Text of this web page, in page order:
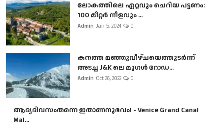
ലോകത്തിലെ ഏറ്റവും ചെറിയ പട്ടണം:
100 മീറ്റർ നീളവും ...
Admin Jan 5, 2024 0
കനത്ത മഞ്ഞുവീഴ്ചയെത്തുടർന്ന്
അടച്ച J&K ലെ മുഗൾ റോഡ...
Admin Oct 26, 2022 0
ആദ്യദിവസംതന്നെ ഇതാണനുഭവം! - Venice Grand Canal
Mal...